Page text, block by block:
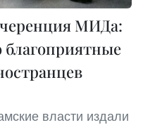
МИДа:
благоприятные
власти издали